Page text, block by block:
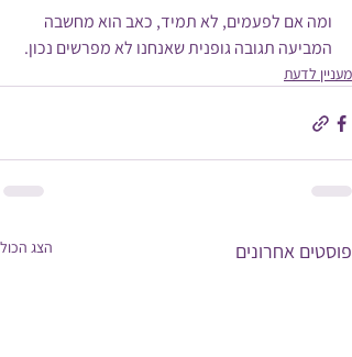
ומה אם לפעמים, לא תמיד, כאב הוא מחשבה
המביעה תגובה גופנית שאנחנו לא מפרשים נכון.
מעניין לדעת
פוסטים אחרונים הצג הכול